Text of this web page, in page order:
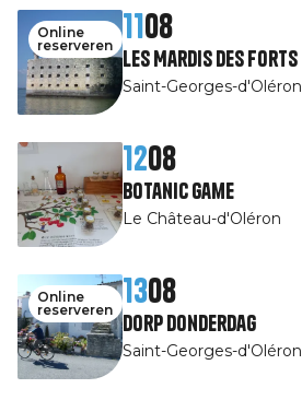
Online
reserveren
1108
Les Mardis des Forts
Saint-Georges-d'Oléron
1208
Botanic game
Le Château-d'Oléron
Online
reserveren
1308
Dorp Donderdag
Saint-Georges-d'Oléron